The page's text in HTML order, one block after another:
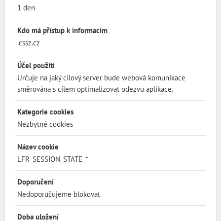
1 den
Kdo má přístup k informacím
.cssz.cz
Účel použití
Určuje na jaký cílový server bude webová komunikace
směrována s cílem optimalizovat odezvu aplikace.
Kategorie cookies
Nezbytné cookies
Název cookie
LFR_SESSION_STATE_*
Doporučení
Nedoporučujeme blokovat
Doba uložení